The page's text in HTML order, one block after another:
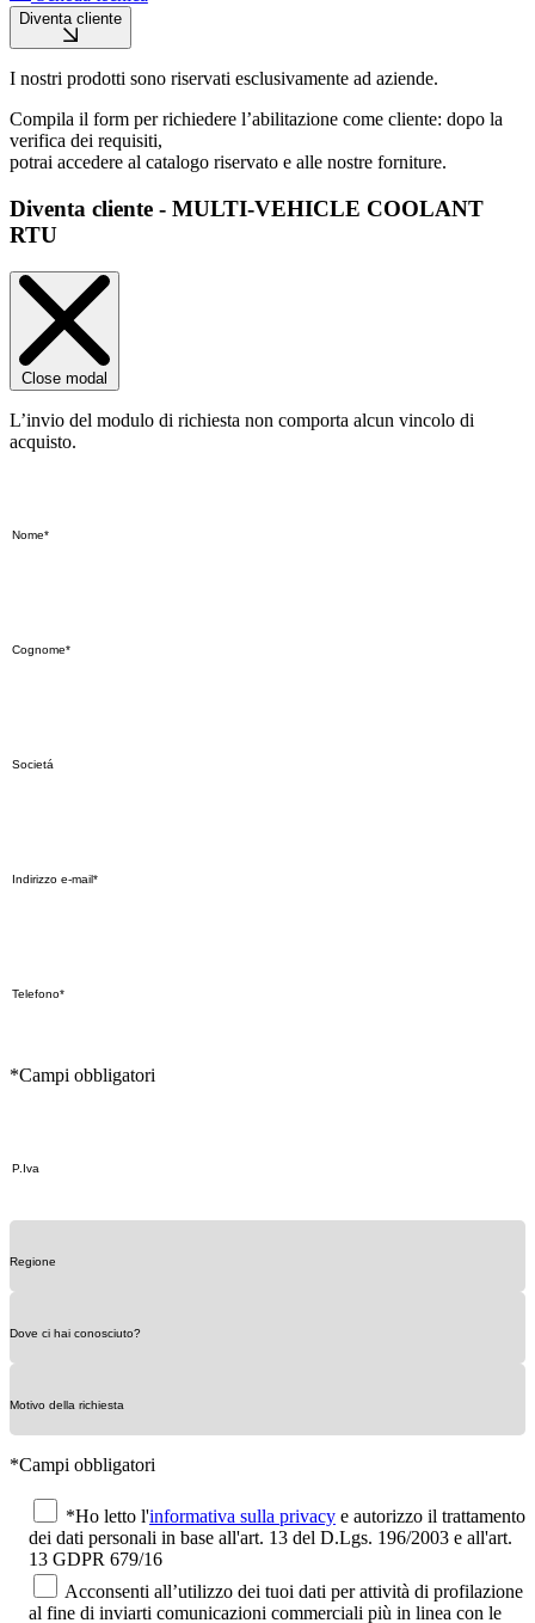
Diventa cliente
I nostri prodotti sono riservati esclusivamente ad aziende.
Compila il form per richiedere l’abilitazione come cliente: dopo la
verifica dei requisiti,
potrai accedere al catalogo riservato e alle nostre forniture.
Diventa cliente - MULTI-VEHICLE COOLANT
RTU
Close modal
L’invio del modulo di richiesta non comporta alcun vincolo di
acquisto.
*Campi obbligatori
*Campi obbligatori
*Ho letto l'informativa sulla privacy e autorizzo il trattamento
dei dati personali in base all'art. 13 del D.Lgs. 196/2003 e all'art.
13 GDPR 679/16
Acconsenti all’utilizzo dei tuoi dati per attività di profilazione
al fine di inviarti comunicazioni commerciali più in linea con le